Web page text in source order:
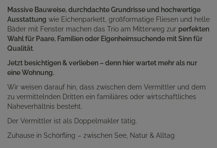
Massive Bauweise, durchdachte Grundrisse und hochwertige
Ausstattung wie Eichenparkett, großformatige Fliesen und helle
Bäder mit Fenster machen das Trio am Mitterweg zur perfekten
Wahl für Paare, Familien oder Eigenheimsuchende mit Sinn für
Qualität.
Jetzt besichtigen & verlieben – denn hier wartet mehr als nur
eine Wohnung.
Wir weisen darauf hin, dass zwischen dem Vermittler und dem
zu vermittelnden Dritten ein familiäres oder wirtschaftliches
Naheverhältnis besteht.
Der Vermittler ist als Doppelmakler tätig.
Zuhause in Schörfling – zwischen See, Natur & Alltag